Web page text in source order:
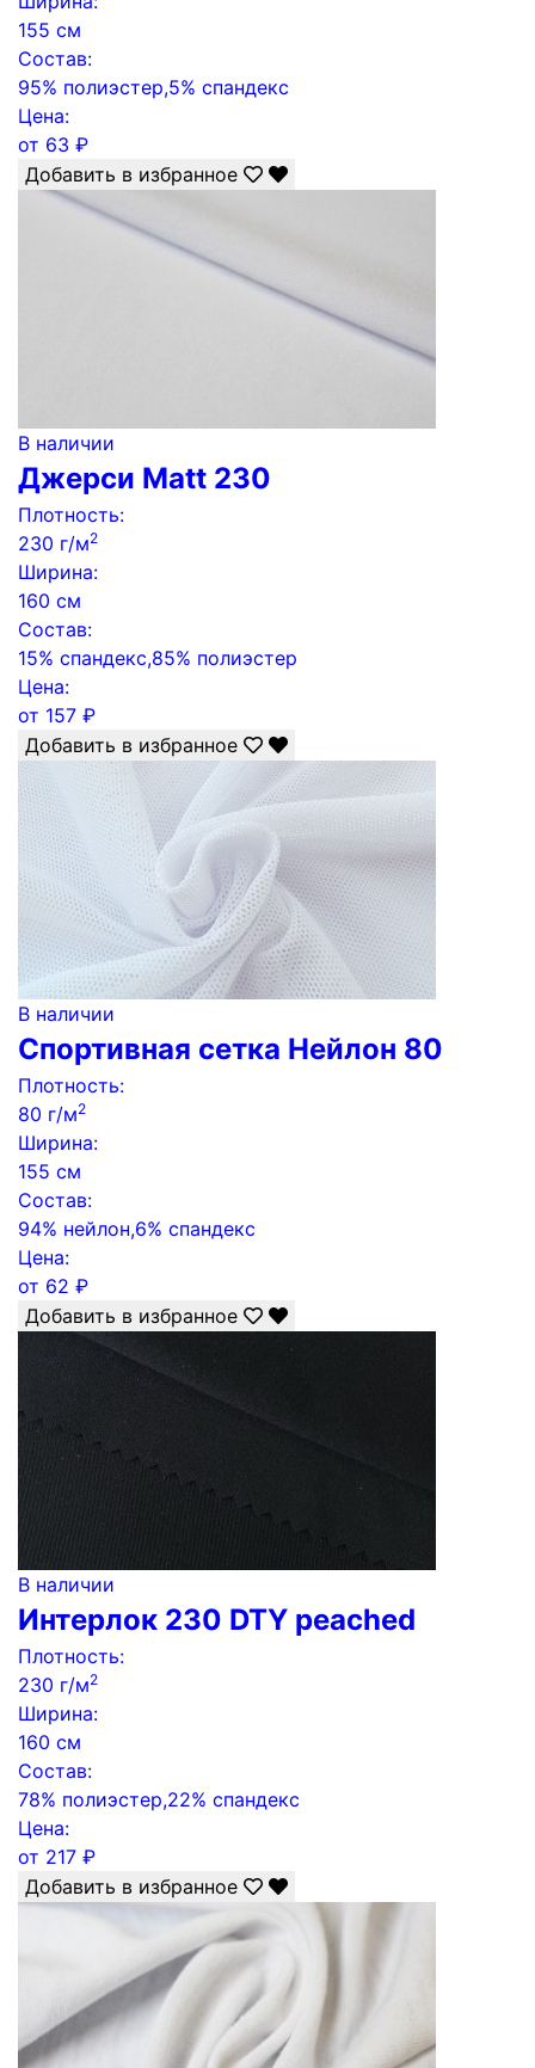
155 см
Состав:
95% полиэстер,5% спандекс
Цена:
от 63 ₽
Добавить в избранное
В наличии
Джерси Matt 230
Плотность:
230 г/м2
Ширина:
160 см
Состав:
15% спандекс,85% полиэстер
Цена:
от 157 ₽
Добавить в избранное
В наличии
Спортивная сетка Нейлон 80
Плотность:
80 г/м2
Ширина:
155 см
Состав:
94% нейлон,6% спандекс
Цена:
от 62 ₽
Добавить в избранное
В наличии
Интерлок 230 DTY peached
Плотность:
230 г/м2
Ширина:
160 см
Состав:
78% полиэстер,22% спандекс
Цена:
от 217 ₽
Добавить в избранное